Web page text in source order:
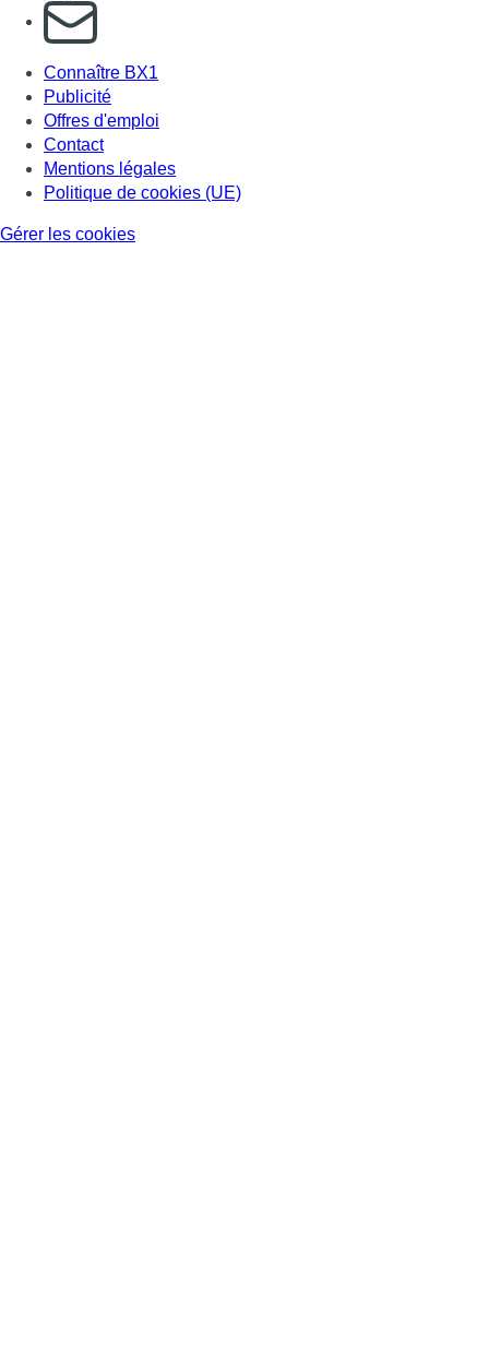
S'abonner à notre newsletter
Connaître BX1
Publicité
Offres d'emploi
Contact
Mentions légales
Politique de cookies (UE)
Gérer les cookies